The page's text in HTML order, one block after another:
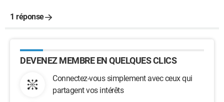
1 réponse
DEVENEZ MEMBRE EN QUELQUES CLICS
Connectez-vous simplement avec ceux qui
partagent vos intérêts